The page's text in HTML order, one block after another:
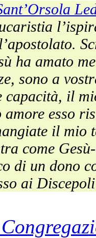
ha amato
sono a
capacità, il
amore esso
il mio
come
di un dono
ai